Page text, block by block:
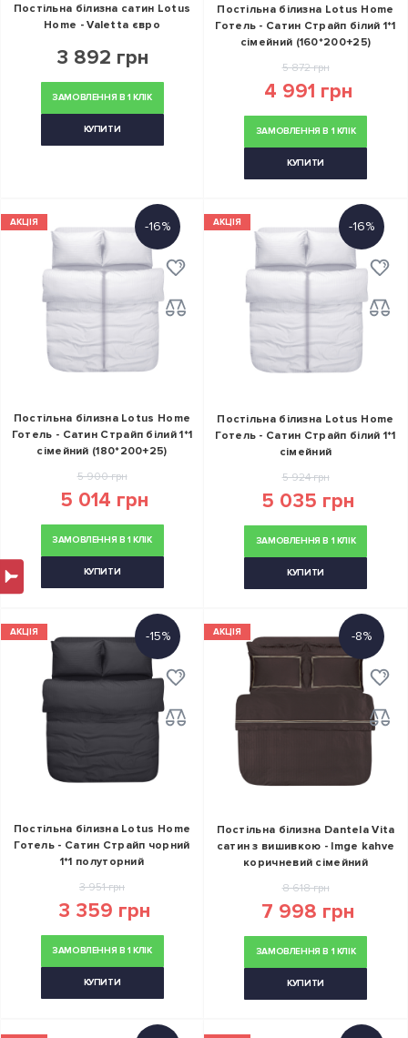
Постільна білизна сатин Lotus
Home - Valetta євро
3 892 грн
ЗАМОВЛЕННЯ В 1 КЛІК
КУПИТИ
Постільна білизна Lotus Home
Готель - Сатин Страйп білий 1*1
сімейний (160*200+25)
5 872 грн
4 991 грн
ЗАМОВЛЕННЯ В 1 КЛІК
КУПИТИ
АКЦІЯ -16%
Постільна білизна Lotus Home
Готель - Сатин Страйп білий 1*1
сімейний (180*200+25)
5 900 грн
5 014 грн
ЗАМОВЛЕННЯ В 1 КЛІК
КУПИТИ
АКЦІЯ -16%
Постільна білизна Lotus Home
Готель - Сатин Страйп білий 1*1
сімейний
5 924 грн
5 035 грн
ЗАМОВЛЕННЯ В 1 КЛІК
КУПИТИ
АКЦІЯ -15%
Постільна білизна Lotus Home
Готель - Сатин Страйп чорний
1*1 полуторний
3 951 грн
3 359 грн
ЗАМОВЛЕННЯ В 1 КЛІК
КУПИТИ
АКЦІЯ -8%
Постільна білизна Dantela Vita
сатин з вишивкою - Imge kahve
коричневий сімейний
8 618 грн
7 998 грн
ЗАМОВЛЕННЯ В 1 КЛІК
КУПИТИ